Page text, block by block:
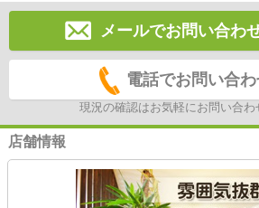
メールでお問い合わ
電話でお問い合
現況の確認はお気軽にお問い合わ
店舗情報